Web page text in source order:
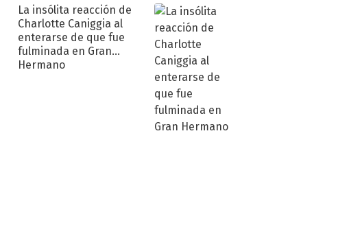
La insólita reacción de
Charlotte Caniggia al
enterarse de que fue
fulminada en Gran
Hermano